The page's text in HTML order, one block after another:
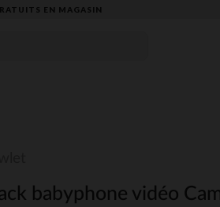
EN MAGASIN​
babyphone vidéo